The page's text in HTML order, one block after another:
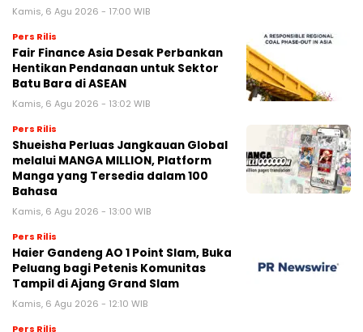
Kamis, 6 Agu 2026 - 17:00 WIB
Pers Rilis
Fair Finance Asia Desak Perbankan
Hentikan Pendanaan untuk Sektor
Batu Bara di ASEAN
Kamis, 6 Agu 2026 - 13:02 WIB
Pers Rilis
Shueisha Perluas Jangkauan Global
melalui MANGA MILLION, Platform
Manga yang Tersedia dalam 100
Bahasa
Kamis, 6 Agu 2026 - 13:00 WIB
Pers Rilis
Haier Gandeng AO 1 Point Slam, Buka
Peluang bagi Petenis Komunitas
Tampil di Ajang Grand Slam
Kamis, 6 Agu 2026 - 12:10 WIB
Pers Rilis